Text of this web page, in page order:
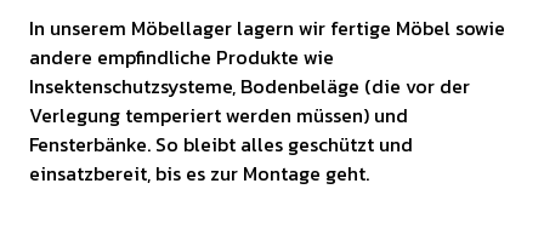
In unserem Möbellager lagern wir fertige Möbel sowie
andere empfindliche Produkte wie
Insektenschutzsysteme, Bodenbeläge (die vor der
Verlegung temperiert werden müssen) und
Fensterbänke. So bleibt alles geschützt und
einsatzbereit, bis es zur Montage geht.